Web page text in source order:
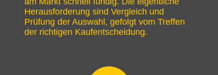
Herausforderung sind Vergleich und
Prüfung der Auswahl, gefolgt vom Treffen
der richtigen Kaufentscheidung.